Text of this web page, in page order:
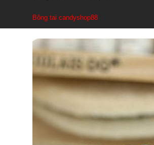
Bông tai candyshop88